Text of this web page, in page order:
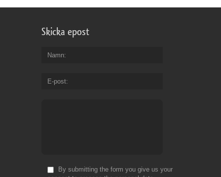
Skicka epost
Namn
E-post
By submitting the form you give us your